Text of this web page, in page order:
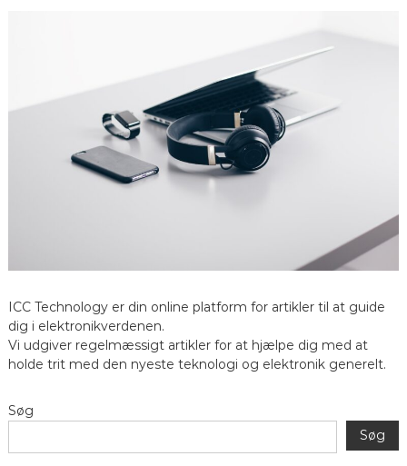
g
v
i
g
t
ICC Technology er din online platform for artikler til at guide
dig i elektronikverdenen.
Vi udgiver regelmæssigt artikler for at hjælpe dig med at
holde trit med den nyeste teknologi og elektronik generelt.
Søg
Søg